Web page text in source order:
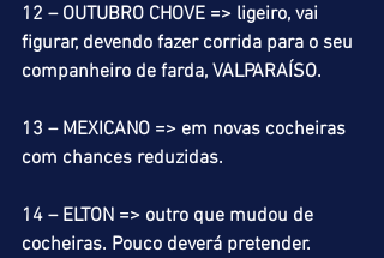
12 – OUTUBRO CHOVE => ligeiro, vai
figurar, devendo fazer corrida para o seu
companheiro de farda, VALPARAÍSO.
13 – MEXICANO => em novas cocheiras
com chances reduzidas.
14 – ELTON => outro que mudou de
cocheiras. Pouco deverá pretender.